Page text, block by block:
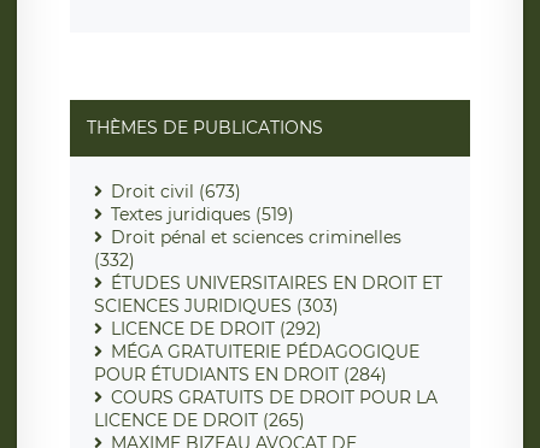
THÈMES DE PUBLICATIONS
Droit civil (673)
Textes juridiques (519)
Droit pénal et sciences criminelles
(332)
ÉTUDES UNIVERSITAIRES EN DROIT ET
SCIENCES JURIDIQUES (303)
LICENCE DE DROIT (292)
MÉGA GRATUITERIE PÉDAGOGIQUE
POUR ÉTUDIANTS EN DROIT (284)
COURS GRATUITS DE DROIT POUR LA
LICENCE DE DROIT (265)
MAXIME BIZEAU AVOCAT DE